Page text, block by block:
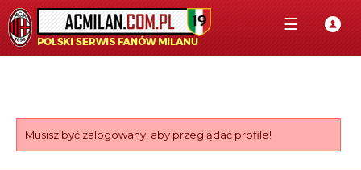
☰
Musisz być zalogowany, aby przeglądać profile!